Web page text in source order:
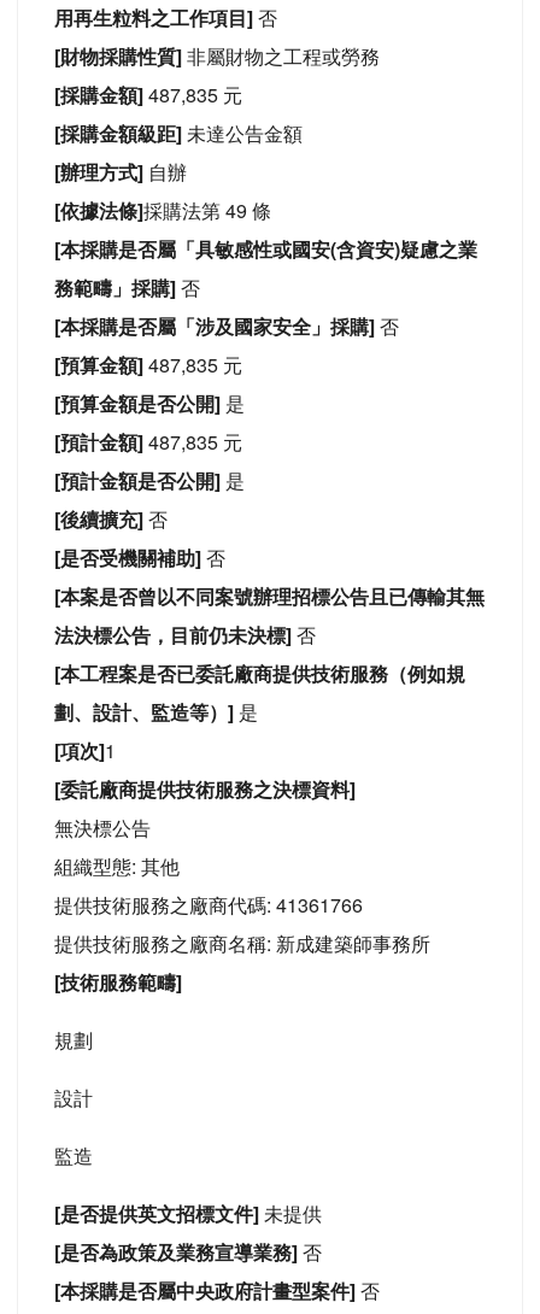
用再生粒料之工作項目]否
[財物採購性質]非屬財物之工程或勞務
[採購金額]487,835 元
[採購金額級距]未達公告金額
[辦理方式] 自辦
[依據法條]採購法第 49 條
[本採購是否屬「具敏感性或國安(含資安)疑慮之業
務範疇」採購]否
[本採購是否屬「涉及國家安全」採購]否
[預算金額]487,835 元
[預算金額是否公開] 是
[預計金額]487,835 元
[預計金額是否公開] 是
[後續擴充]否
[是否受機關補助]否
[本案是否曾以不同案號辦理招標公告且已傳輸其無
法決標公告，目前仍未決標]否
[本工程案是否已委託廠商提供技術服務（例如規
劃、設計、監造等）] 是
[項次]1
[委託廠商提供技術服務之決標資料]
無決標公告
組織型態: 其他
提供技術服務之廠商代碼: 41361766
提供技術服務之廠商名稱: 新成建築師事務所
[技術服務範疇]
規劃
設計
監造
[是否提供英文招標文件]未提供
[是否為政策及業務宣導業務]否
[本採購是否屬中央政府計畫型案件]否